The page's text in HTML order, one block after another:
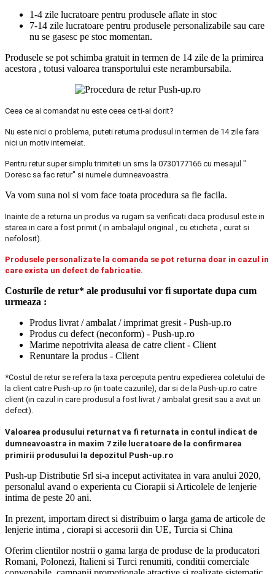
1-4 zile lucratoare pentru produsele aflate in stoc
7-14 zile lucratoare pentru produsele personalizabile sau care
nu se gasesc pe stoc momentan.
Produsele se pot schimba gratuit in termen de 14 zile de la primirea
acestora , totusi valoarea transportului este nerambursabila.
Ceea ce ai comandat nu este ceea ce ti-ai dorit?
Nu este nici o problema, puteti returna produsul in termen de 14 zile fara
nici un motiv intemeiat.
Pentru retur super simplu trimiteti un sms la 0730177166 cu mesajul "
Doresc sa fac retur" si numele dumneavoastra.
Va vom suna noi si vom face toata procedura sa fie facila.
Inainte de a returna un produs va rugam sa verificati daca produsul este in
starea in care a fost primit ( in ambalajul original , cu eticheta , curat si
nefolosit).
Produsele personalizate la comanda se pot returna doar in cazul in
care exista un defect de fabricatie.
Costurile de retur* ale produsului vor fi suportate dupa cum
urmeaza :
Produs livrat / ambalat / imprimat gresit - Push-up.ro
Produs cu defect (neconform) - Push-up.ro
Marime nepotrivita aleasa de catre client - Client
Renuntare la produs - Client
*Costul de retur se refera la taxa perceputa pentru expedierea coletului de
la client catre Push-up.ro (in toate cazurile), dar si de la Push-up.ro catre
client (in cazul in care produsul a fost livrat / ambalat gresit sau a avut un
defect).
Valoarea produsului returnat va fi returnata in contul indicat de
dumneavoastra in maxim 7 zile lucratoare de la confirmarea
primirii produsului la depozitul Push-up.ro
Push-up Distributie Srl si-a inceput activitatea in vara anului 2020,
personalul avand o experienta cu Ciorapii si Articolele de lenjerie
intima de peste 20 ani.
In prezent, importam direct si distribuim o larga gama de articole de
lenjerie intima , ciorapi si accesorii din UE, Turcia si China
Oferim clientilor nostrii o gama larga de produse de la producatori
Romani, Polonezi, Italieni si Turci renumiti, conditii comerciale